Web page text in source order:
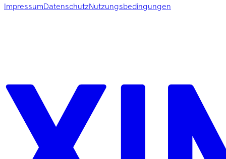
ImpressumDatenschutzNutzungsbedingungen